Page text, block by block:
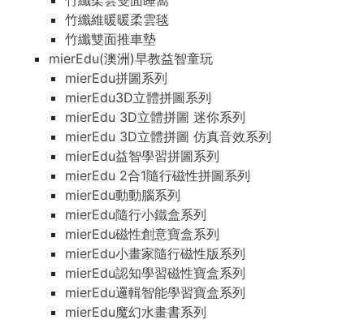
竹纖維暖暖柔雲毯
竹纖雙面推車墊
mierEdu(澳洲)早教益智童玩
mierEdu拼圖系列
mierEdu3D立體拼圖系列
mierEdu 3D立體拼圖 迷你系列
mierEdu 3D立體拼圖 仿真音效系列
mierEdu益智學習拼圖系列
mierEdu 2合1隨行磁性拼圖系列
mierEdu動動腦系列
mierEdu隨行小鐵盒系列
mierEdu磁性創意寶盒系列
mierEdu小畫家隨行磁性版系列
mierEdu認知學習磁性寶盒系列
mierEdu邏輯智能學習寶盒系列
mierEdu魔幻水畫書系列